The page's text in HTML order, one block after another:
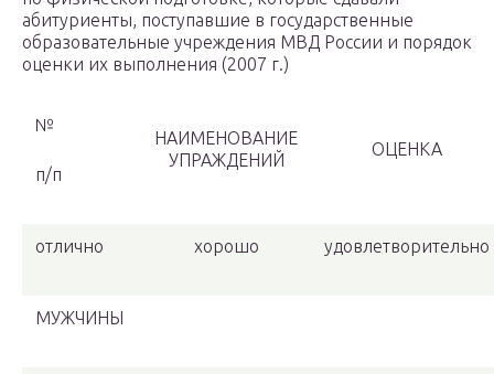
абитуриенты, поступавшие в государственные
образовательные учреждения МВД России и порядок
оценки их выполнения (2007 г.)
№
п/п
НАИМЕНОВАНИЕ
УПРАЖДЕНИЙ
ОЦЕНКА
отлично хорошо удовлетворительно
МУЖЧИНЫ